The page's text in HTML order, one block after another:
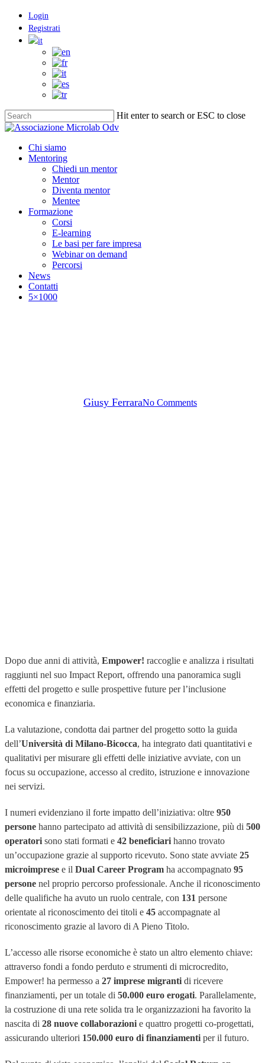
Skip
content
Login
Registrati
Hit enter to search or ESC to close
Close
Menu
Chi siamo
Mentoring
Chiedi un mentor
Mentor
Diventa mentor
Mentee
Formazione
Corsi
E-learning
Le basi per fare impresa
Webinar on demand
Percorsi
News
Contatti
5×1000
Giusy FerraraNo Comments
Dopo due anni di attività, Empower! raccoglie e analizza i risultati
raggiunti nel suo Impact Report, offrendo una panoramica sugli
effetti del progetto e sulle prospettive future per l’inclusione
economica e finanziaria.
La valutazione, condotta dai partner del progetto sotto la guida
dell’Università di Milano-Bicocca, ha integrato dati quantitativi e
qualitativi per misurare gli effetti delle iniziative avviate, con un
focus su occupazione, accesso al credito, istruzione e innovazione
nei servizi.
I numeri evidenziano il forte impatto dell’iniziativa: oltre 950
persone hanno partecipato ad attività di sensibilizzazione, più di 500
operatori sono stati formati e 42 beneficiari hanno trovato
un’occupazione grazie al supporto ricevuto. Sono state avviate 25
microimprese e il Dual Career Program ha accompagnato 95
persone nel proprio percorso professionale. Anche il riconoscimento
delle qualifiche ha avuto un ruolo centrale, con 131 persone
orientate al riconoscimento dei titoli e 45 accompagnate al
riconoscimento grazie al lavoro di A Pieno Titolo.
L’accesso alle risorse economiche è stato un altro elemento chiave:
attraverso fondi a fondo perduto e strumenti di microcredito,
Empower! ha permesso a 27 imprese migranti di ricevere
finanziamenti, per un totale di 50.000 euro erogati. Parallelamente,
la costruzione di una rete solida tra le organizzazioni ha favorito la
nascita di 28 nuove collaborazioni e quattro progetti co-progettati,
assicurando ulteriori 150.000 euro di finanziamenti per il futuro.